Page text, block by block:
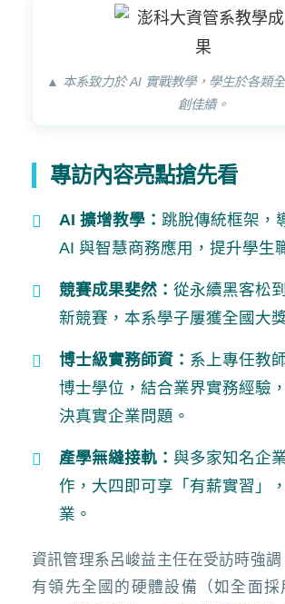
▲ 本系致力於 AI 實戰教學，學生於各類
創佳績。
專訪內容亮點搶先看
AI 擴增教學： 跳脫傳統框架，
AI 與智慧商務應用，提升學生
競賽成果斐然： 從永續黑客松
新競賽，本系學子屢獲全國大
博士級實務師資： 系上專任教
博士學位，結合業界實務經驗
決真實企業問題。
產學無縫接軌： 與多家知名企
作，大四即可享「有薪實習」
業。
資訊管理系呂峻益主任在受訪時強
有領先全國的硬體設備（如全面採